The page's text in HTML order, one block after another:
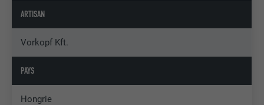
ARTISAN
Vorkopf Kft.
PAYS
Hongrie